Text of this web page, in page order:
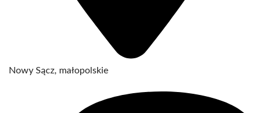
Nowy Sącz, małopolskie